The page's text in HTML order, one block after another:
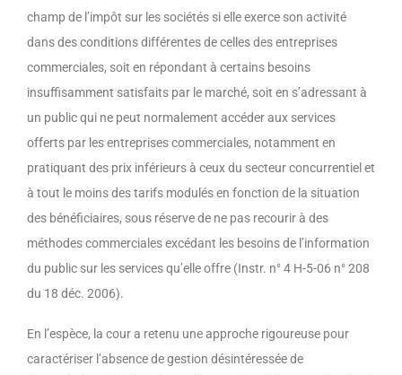
champ de l’impôt sur les sociétés si elle exerce son activité
dans des conditions différentes de celles des entreprises
commerciales, soit en répondant à certains besoins
insuffisamment satisfaits par le marché, soit en s’adressant à
un public qui ne peut normalement accéder aux services
offerts par les entreprises commerciales, notamment en
pratiquant des prix inférieurs à ceux du secteur concurrentiel et
à tout le moins des tarifs modulés en fonction de la situation
des bénéficiaires, sous réserve de ne pas recourir à des
méthodes commerciales excédant les besoins de l’information
du public sur les services qu’elle offre (Instr. n° 4 H-5-06 n° 208
du 18 déc. 2006).
En l’espèce, la cour a retenu une approche rigoureuse pour
caractériser l’absence de gestion désintéressée de